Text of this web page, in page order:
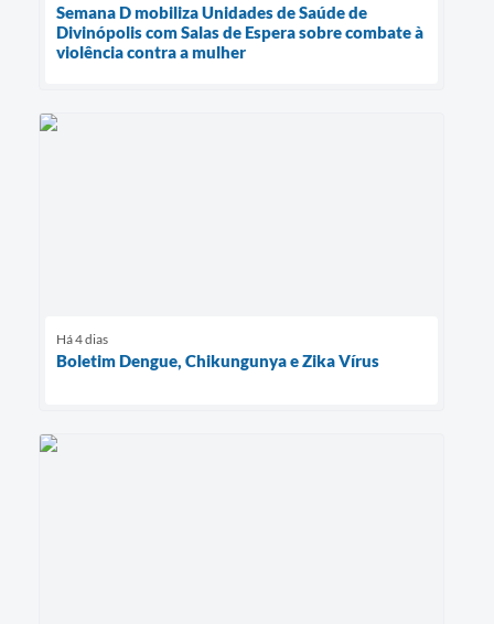
Semana D mobiliza Unidades de Saúde de
Divinópolis com Salas de Espera sobre combate à
violência contra a mulher
Há 4 dias
Boletim Dengue, Chikungunya e Zika Vírus